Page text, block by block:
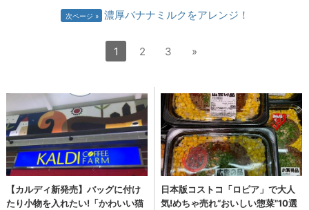
次ページ 濃厚バナナミルクをアレンジ！
1 2 3 »